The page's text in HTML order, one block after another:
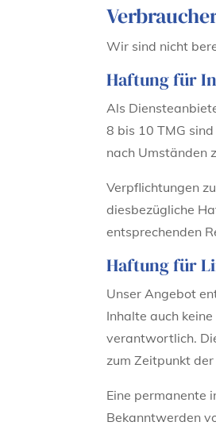
Wir sind nicht
Haftung für
Als
8 bis 10 TMG
nach Umständen
Verpflichtungen
diesbezügliche
entsprechenden
Haftung für
Unser Angebot
Inhalte auch
verantwortlich.
zum Zeitpunkt
Eine permanente
Bekanntwerden